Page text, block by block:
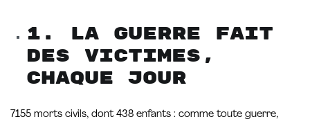
1. La guerre fait
des victimes,
chaque jour
7155 morts civils, dont 438 enfants : comme toute guerre,